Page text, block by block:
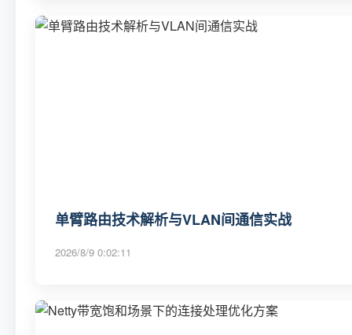
单臂路由技术解析与VLAN间通信实战
2026/8/9 0:02:11